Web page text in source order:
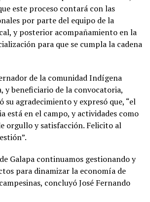
este proceso contará con las
por parte del equipo de la
y posterior acompañamiento en la
para que se cumpla la cadena
de la comunidad Indígena
y beneficiario de la convocatoria,
su agradecimiento y expresó que, “el
está en el campo, y actividades como
orgullo y satisfacción. Felicito al
Galapa continuamos gestionando y
para dinamizar la economía de
concluyó José Fernando